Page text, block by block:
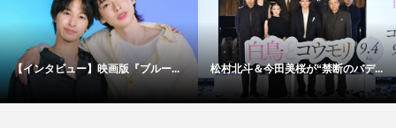
【インタビュー】映画版『ブルー... 松村北斗＆今田美桜が“禁断のバデ...